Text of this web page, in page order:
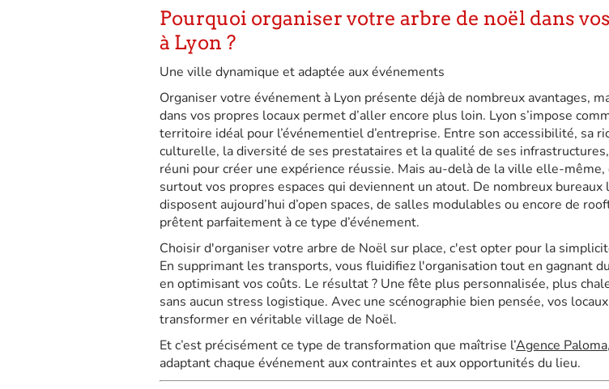
Pourquoi organiser votre arbre de noël dans
à Lyon ?
Une ville dynamique et adaptée aux événements
Organiser votre événement à Lyon présente déjà de nombreux avantages,
dans vos propres locaux permet d’aller encore plus loin. Lyon s’impose
territoire idéal pour l’événementiel d’entreprise. Entre son accessibilité, sa
culturelle, la diversité de ses prestataires et la qualité de ses
réuni pour créer une expérience réussie. Mais au-delà de la ville elle-même,
surtout vos propres espaces qui deviennent un atout. De nombreux bureaux
disposent aujourd’hui d’open spaces, de salles modulables ou encore de
prêtent parfaitement à ce type d’événement.
Choisir d'organiser votre arbre de Noël sur place, c'est opter pour la
En supprimant les transports, vous fluidifiez l'organisation tout en gagnant
en optimisant vos coûts. Le résultat ? Une fête plus personnalisée, plus
sans aucun stress logistique. Avec une scénographie bien pensée, vos
transformer en véritable village de Noël.
Et c’est précisément ce type de transformation que maîtrise l’Agence Paloma
adaptant chaque événement aux contraintes et aux opportunités du lieu.